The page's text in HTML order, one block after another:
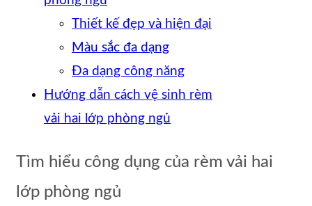
Thiết kế đẹp và hiện đại
Màu sắc đa dạng
Đa dạng công năng
Hướng dẫn cách vệ sinh rèm
vải hai lớp phòng ngủ
Tìm hiểu công dụng của rèm vải hai
lớp phòng ngủ